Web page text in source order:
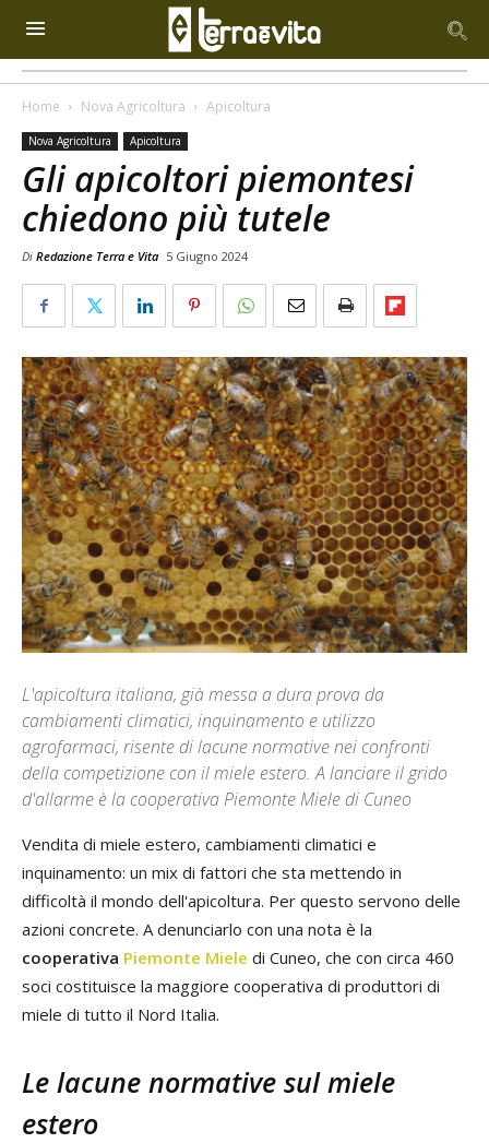
Home Nova Agricoltura Apicoltura
Nova Agricoltura Apicoltura
Gli apicoltori piemontesi
chiedono più tutele
Di Redazione Terra e Vita 5 Giugno 2024
L'apicoltura italiana, già messa a dura prova da
cambiamenti climatici, inquinamento e utilizzo
agrofarmaci, risente di lacune normative nei confronti
della competizione con il miele estero. A lanciare il grido
d'allarme è la cooperativa Piemonte Miele di Cuneo
Vendita di miele estero, cambiamenti climatici e
inquinamento: un mix di fattori che sta mettendo in
difficoltà il mondo dell'apicoltura. Per questo servono delle
azioni concrete. A denunciarlo con una nota è la
cooperativa Piemonte Miele di Cuneo, che con circa 460
soci costituisce la maggiore cooperativa di produttori di
miele di tutto il Nord Italia.
Le lacune normative sul miele
estero